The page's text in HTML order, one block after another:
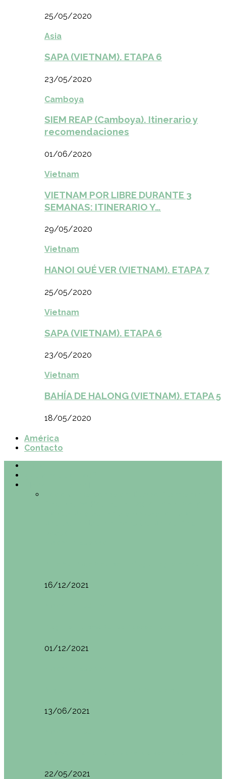
25/05/2020
Asia
SAPA (VIETNAM). ETAPA 6
23/05/2020
Camboya
SIEM REAP (Camboya). Itinerario y
recomendaciones
01/06/2020
Vietnam
VIETNAM POR LIBRE DURANTE 3
SEMANAS: ITINERARIO Y…
29/05/2020
Vietnam
HANOI QUÉ VER (VIETNAM). ETAPA 7
25/05/2020
Vietnam
SAPA (VIETNAM). ETAPA 6
23/05/2020
Vietnam
BAHÍA DE HALONG (VIETNAM). ETAPA 5
18/05/2020
América
Contacto
16/12/2021
01/12/2021
13/06/2021
22/05/2021